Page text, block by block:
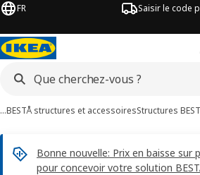
FR Saisir le code
…BESTÅ structures et accessoiresStructures
Bonne nouvelle: Prix en baisse sur
pour concevoir votre solution